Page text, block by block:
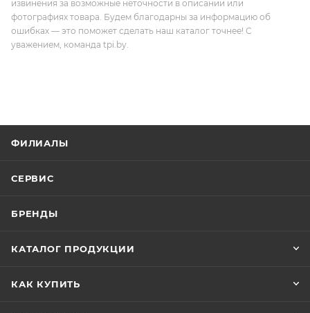
извинения за возможные неточности в описании или
фотографиях товара. Будем благодарны за информацию об
ошибках — это поможет сделать наш каталог точнее! С
уважением, команда tpi.by.
ФИЛИАЛЫ
СЕРВИС
БРЕНДЫ
КАТАЛОГ ПРОДУКЦИИ
КАК КУПИТЬ